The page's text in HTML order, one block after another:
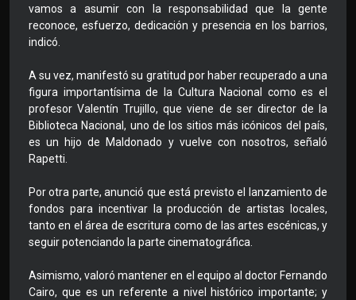
vamos a asumir con la responsabilidad que la gente
reconoce, esfuerzo, dedicación y presencia en los barrios,
indicó.
A su vez, manifestó su gratitud por haber recuperado a una
figura importantísima de la Cultura Nacional como es el
profesor Valentín Trujillo, que viene de ser director de la
Biblioteca Nacional, uno de los sitios más icónicos del país,
es un hijo de Maldonado y vuelve con nosotros, señaló
Rapetti.
Por otra parte, anunció que está previsto el lanzamiento de
fondos para incentivar la producción de artistas locales,
tanto en el área de escritura como de las artes escénicas, y
seguir potenciando la parte cinematográfica.
Asimismo, valoró mantener en el equipo al doctor Fernando
Cairo, que es un referente a nivel histórico importante; y